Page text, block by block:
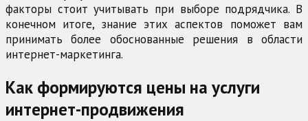
факторы стоит учитывать при выборе подрядчика. В
конечном итоге, знание этих аспектов поможет вам
принимать более обоснованные решения в области
интернет-маркетинга.
Как формируются цены на услуги
интернет-продвижения